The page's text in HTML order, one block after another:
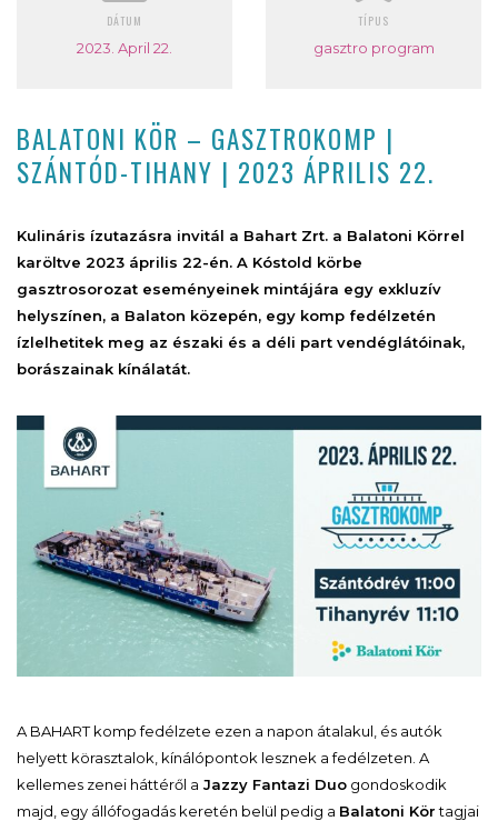
DÁTUM
2023. April 22.
TÍPUS
gasztro program
BALATONI KÖR – GASZTROKOMP |
SZÁNTÓD-TIHANY | 2023 ÁPRILIS 22.
Kulináris ízutazásra invitál a Bahart Zrt. a Balatoni Körrel
karöltve 2023 április 22-én. A Kóstold körbe
gasztrosorozat eseményeinek mintájára egy exkluzív
helyszínen, a Balaton közepén, egy komp fedélzetén
ízlelhetitek meg az északi és a déli part vendéglátóinak,
borászainak kínálatát.
A BAHART komp fedélzete ezen a napon átalakul, és autók
helyett körasztalok, kínálópontok lesznek a fedélzeten. A
kellemes zenei háttéről a Jazzy Fantazi Duo gondoskodik
majd, egy állófogadás keretén belül pedig a Balatoni Körtagjai